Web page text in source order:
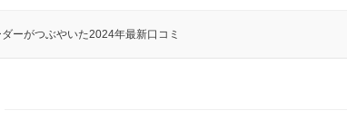
ーがつぶやいた2024年最新口コミ